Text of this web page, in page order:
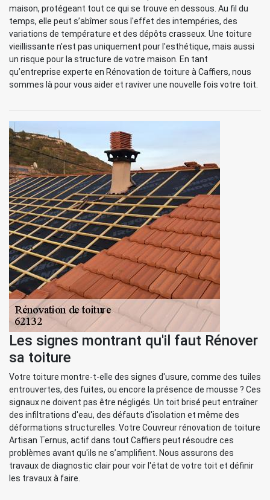
maison, protégeant tout ce qui se trouve en dessous. Au fil du
temps, elle peut s’abîmer sous l'effet des intempéries, des
variations de température et des dépôts crasseux. Une toiture
vieillissante n'est pas uniquement pour l'esthétique, mais aussi
un risque pour la structure de votre maison. En tant
qu’entreprise experte en Rénovation de toiture à Caffiers, nous
sommes là pour vous aider et raviver une nouvelle fois votre toit.
Les signes montrant qu'il faut Rénover
sa toiture
Votre toiture montre-t-elle des signes d'usure, comme des tuiles
entrouvertes, des fuites, ou encore la présence de mousse ? Ces
signaux ne doivent pas être négligés. Un toit brisé peut entraîner
des infiltrations d'eau, des défauts d'isolation et même des
déformations structurelles. Votre Couvreur rénovation de toiture
Artisan Ternus, actif dans tout Caffiers peut résoudre ces
problèmes avant qu'ils ne s’amplifient. Nous assurons des
travaux de diagnostic clair pour voir l'état de votre toit et définir
les travaux à faire.